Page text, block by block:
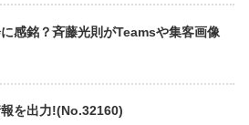
感銘？斉藤光則がTeamsや集客画像
を出力!(No.32160)